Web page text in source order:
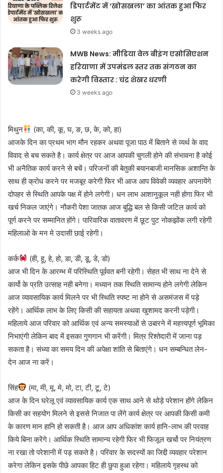
डिपार्टमेंट में ‘खोसखला’ का आंतक हुआ फिर
शुरू
3 weeks ago
MWB News: मीडिया वेल बीइंग एसोसिएशन
हरियाणा में उपमंडल स्तर तक संगठन का
करेगी विस्तार : चंद्र शेखर धरणी
3 weeks ago
मिथुन
(का, की, कू, घ, ङ, छ, के, को, हा)
आजके दिन का प्रथम भाग मौन रहकर अथवा पूजा पाठ में बिताने से व्यर्थ के वाद
विवाद से बच सकते है। कार्य क्षेत्र पर आज आपकी चुगली होने की संभावना है कोई
भी अनैतिक कार्य करने से बचें। परिजनों की बेतुकी बयानबाजी मानसिक अशान्ति के
साथ ही क्रोध करने पर मजबूर करेगी फिर भी आज आप विवेकी व्यवहार अपनायेंगे
दोपहर से स्थिति आपके पक्ष में होने लगेगी। धन लाभ आशानुकूल नही होगा फिर भी
खर्च निकल जाएंगे। नौकरी पेशा जातक आज बुद्धि बल से किसी जटिल कार्य को
पूर्ण करने पर सम्मानित होंगे। पारिवारिक वातावरण में छूट पुट नोकझोंक लगी रहेगी
महिलाओ के मन मे उदासी छाई रहेगी।
कर्क
(ही, हू, हे, हो, डा, डी, डू, डे, डो)
आज भी दिन के आरम्भ में परिस्थिति पूर्ववत बनी रहेगी। सेहत भी साथ ना देने से
कार्यो के प्रति उत्साह नही बनेगा। मध्यान तक स्थिति सामान्य होने लगेगी लेकिन
आज व्यावसायिक कार्य मिलने पर भी स्थिति स्पष्ट ना होने से असमंजस में पड़े
रहेंगे। आर्थिक लाभ के लिए किसी की सहायता अथवा खुशामद करनी पड़ेगी।
महिलाये आज परिवार को आर्थिक एवं अन्य समस्याओं से उबारने में महत्त्वपूर्ण भूमिका
निभाएंगी लेकिन बाद में इसका गुणगान भी करेंगी। मित्र रिश्तेदारी में जाना पड़
सकता है। संध्या का समय दिन की अपेक्षा शांति से बिताएंगे। धन सम्बन्धित लेन-
देन आज ना करें।
सिंह
(मा, मी, मू, मे, मो, टा, टी, टू, टे)
आज के दिन घरेलू एवं व्यावसायिक कार्य एक साथ आने से थोड़े परेशान होंगे लेकिन
किसी का सहयोग मिलने से इससे निजात पा लेंगे कार्य क्षेत्र पर आपकी किसी कमी
के कारण मान हानि हो सकती है। आज आप अधिकांश कार्य हानि-लाभ की परवाह
किये बिना करेंगे। आर्थिक स्थिति सामान्य रहेगी फिर भी फिजूल खर्चो पर नियंत्रण
ना रखा तो परेशानी में पड़ सकते है। परिवार के सदस्यों का जिद्दी व्यवहार परेशान
करेगा लेकिन इसके पीछे आपका हिट ही छुपा हुआ रहेगा। महिलाये गृहस्थ को